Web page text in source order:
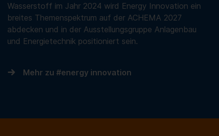
Wasserstoff im Jahr 2024 wird Energy Innovation ein
breites Themenspektrum auf der ACHEMA 2027
abdecken und in der Ausstellungsgruppe Anlagenbau
und Energietechnik positioniert sein.
Mehr zu #energy innovation